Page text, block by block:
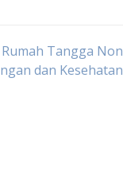
Tangga Non
dan Kesehatan